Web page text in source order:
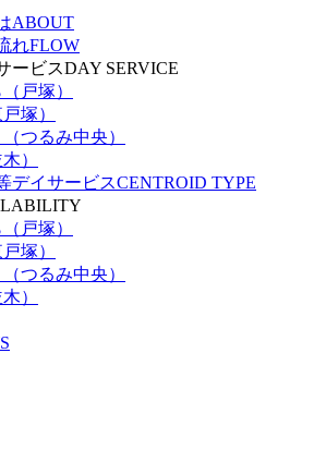
ABOUT
れFLOW
ービスDAY SERVICE
戸塚）
塚）
つるみ中央）
）
デイサービスCENTROID TYPE
戸塚）
塚）
つるみ中央）
）